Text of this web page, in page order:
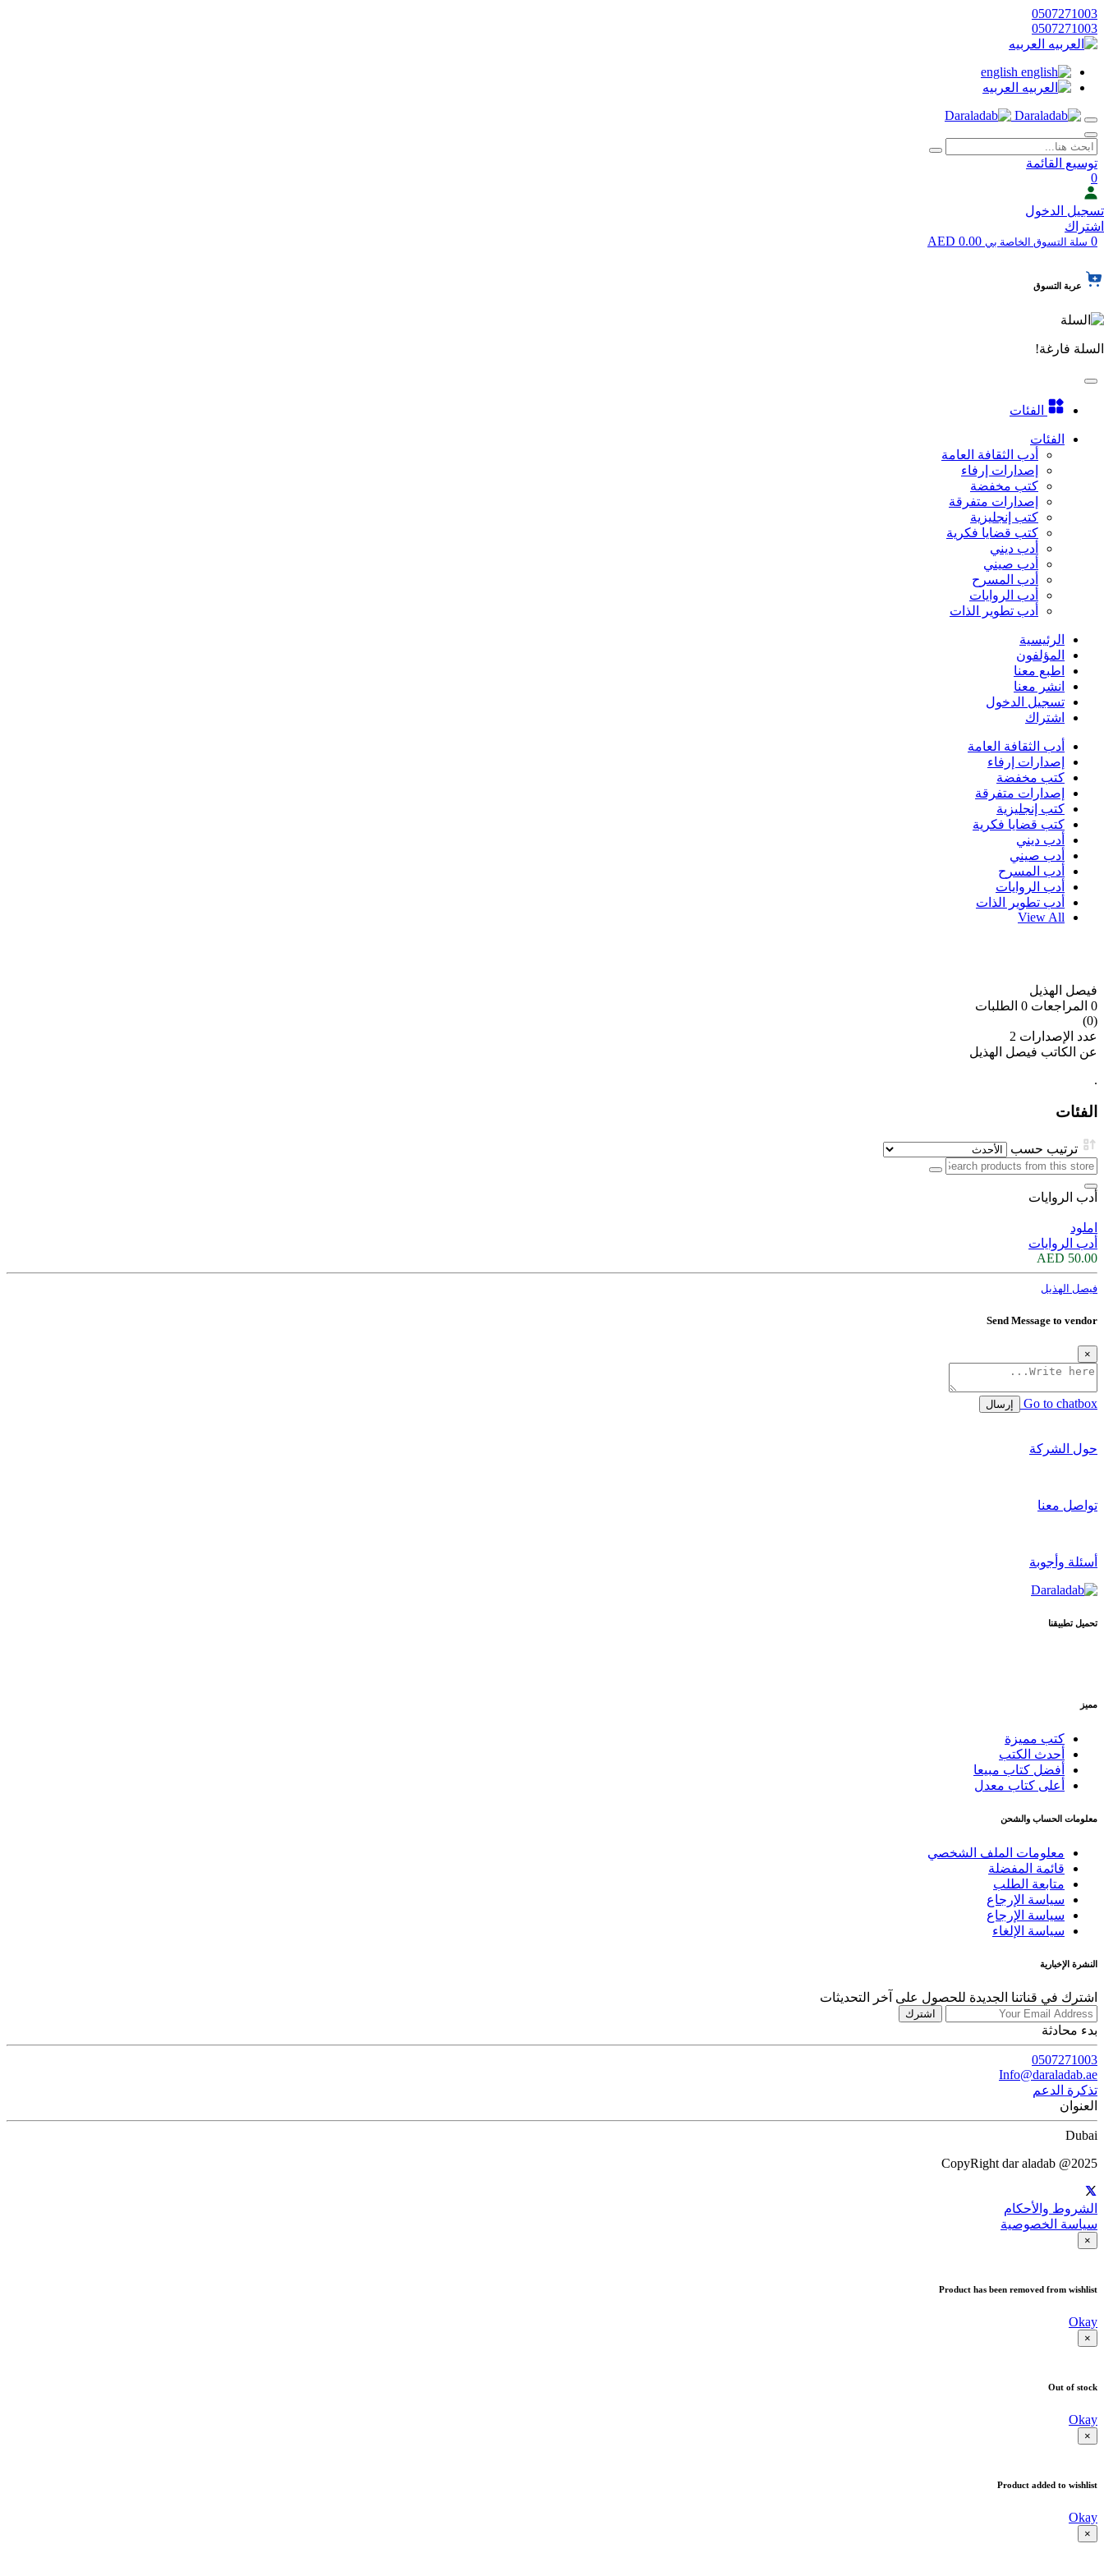
0507271003
0507271003
العربيه
english
العربيه
توسيع القائمة
0
تسجيل الدخول
اشتراك
0 سلة التسوق الخاصة بي
عربة التسوق
السلة فارغة!
الفئات
الفئات
أدب الثقافة العامة
إصدارات إرفاء
كتب مخفضة
إصدارات متفرقة
كتب إنجليزية
كتب قضايا فكرية
أدب ديني
أدب صيني
أدب المسرح
أدب الروايات
أدب تطوير الذات
الرئيسية
المؤلفون
اطبع معنا
انشر معنا
تسجيل الدخول
اشتراك
أدب الثقافة العامة
إصدارات إرفاء
كتب مخفضة
إصدارات متفرقة
كتب إنجليزية
كتب قضايا فكرية
أدب ديني
أدب صيني
أدب المسرح
أدب الروايات
أدب تطوير الذات
View All
فيصل الهذيل
0 المراجعات
0 الطلبات
(0)
عدد الإصدارات 2
عن الكاتب فيصل الهذيل
.
الفئات
ترتيب حسب
أدب الروايات
املود
أدب الروايات
50.00 AED
فيصل الهذيل
Send Message to vendor
×
Go to chatbox إرسال
حول الشركة
تواصل معنا
أسئلة وأجوبة
تحميل تطبيقنا
مميز
كتب مميزة
أحدث الكتب
أفضل كتاب مبيعا
أعلى كتاب معدل
معلومات الحساب والشحن
معلومات الملف الشخصي
قائمة المفضلة
متابعة الطلب
سياسة الإرجاع
سياسة الإرجاع
سياسة الإلغاء
النشرة الإخبارية
اشترك في قناتنا الجديدة للحصول على آخر التحديثات
اشترك
بدء محادثة
0507271003
Info@daraladab.ae
تذكرة الدعم
العنوان
Dubai
CopyRight dar aladab @2025
الشروط والأحكام
سياسة الخصوصية
×
Product has been removed from wishlist
Okay
×
Out of stock
Okay
×
Product added to wishlist
Okay
×